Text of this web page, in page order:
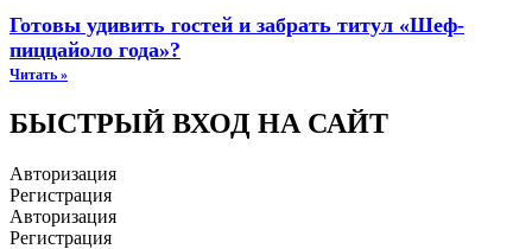
Готовы удивить гостей и забрать титул «Шеф-
пиццайоло года»?
Читать »
БЫСТРЫЙ ВХОД НА САЙТ
Авторизация
Регистрация
Авторизация
Регистрация